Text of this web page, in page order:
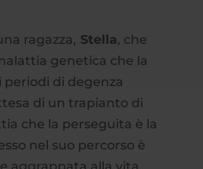
ragazza, Stella, che
genetica che la
di degenza
di un trapianto di
che la perseguita è la
nel suo percorso è